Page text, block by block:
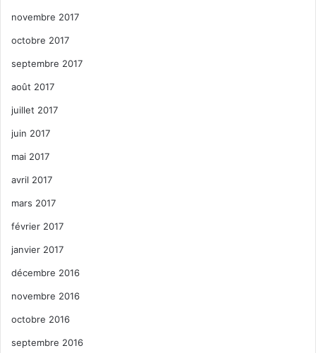
novembre 2017
octobre 2017
septembre 2017
août 2017
juillet 2017
juin 2017
mai 2017
avril 2017
mars 2017
février 2017
janvier 2017
décembre 2016
novembre 2016
octobre 2016
septembre 2016